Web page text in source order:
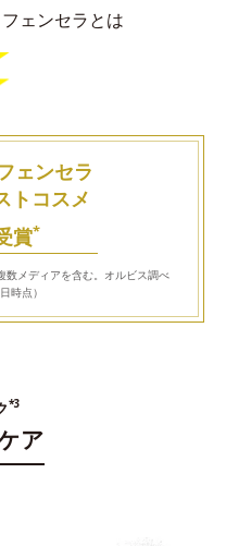
ェンセラとは
ェンセラ
トコスメ
賞*
数メディアを含む。オルビス調べ
時点）
*3
ア